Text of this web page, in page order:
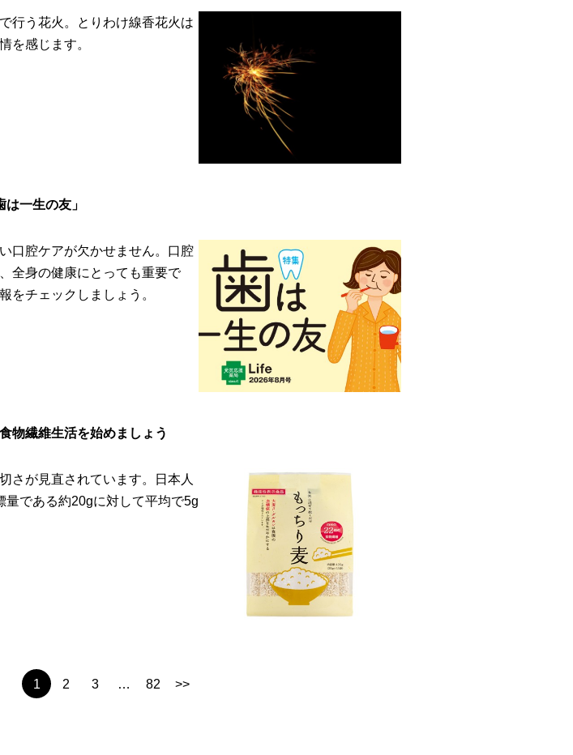
行う花火。とりわけ線香花火は
を感じます。
一生の友」
口腔ケアが欠かせません。口腔
全身の健康にとっても重要で
をチェックしましょう。
物繊維生活を始めましょう
さが見直されています。日本人
である約20gに対して平均で5g
1 2 3 … 82 >>